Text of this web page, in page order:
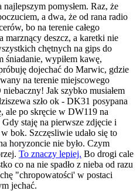
pomysłem. Raz, że
a dwa, że od rana radio
bo na terenie całego
marznący deszcz, a karetki nie
chętnych na gips do
śniadanie, wypiłem kawę,
dojechać do Marwic, gdzie
na terenie miejscowego
Jak szybko musiałem
szło ok - DK31 posypana
ale po skręcie w DW119 na
Gdy staję na pierwsze zdjęcie i
bok. Szczęsliwie udało się to
horyzoncie nie było. Czym
To znaczy lepiej. Bo drogi cale
co na nie spadło z nieba od razu
"chropowatości' w postaci
jechać.